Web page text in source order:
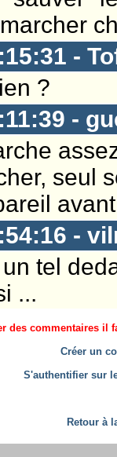
-
?
-
seul
-
tel
...
des commentaires il
Créer un
S'authentifier sur
Retour à